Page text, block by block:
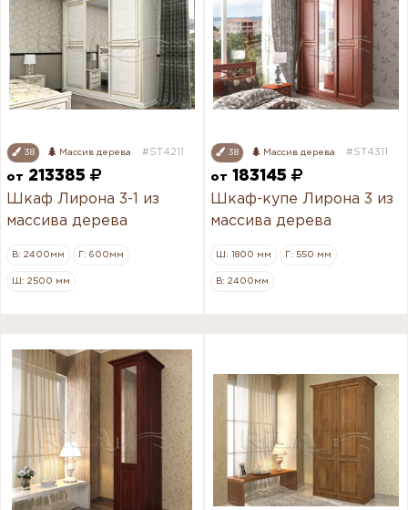
38 Массив дерева #ST4211
от
213385
Шкаф Лирона 3-1 из
массива дерева
В: 2400мм Г: 600мм
Ш: 2500 мм
38 Массив дерева #ST4311
от 183145
Шкаф-купе Лирона 3 из
массива дерева
Ш: 1800 мм Г: 550 мм
В: 2400мм